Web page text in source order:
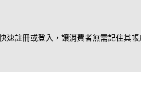
速註冊或登入，讓消費者無需記住其帳